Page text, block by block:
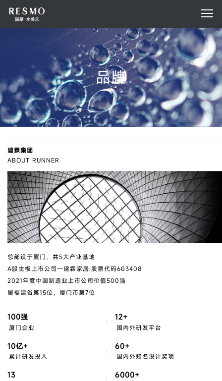
品牌
建霖集团
ABOUT RUNNER
总部设于厦门，共5大产业基地
A股主板上市公司—建霖家居:股票代码603408
2021年度中国制造业上市公司价值500强
居福建省第15位，厦门市第7位
100强
厦门企业
12+
国内外研发平台
10亿+
累计研发投入
60+
国内外知名设计奖项
13 6000+